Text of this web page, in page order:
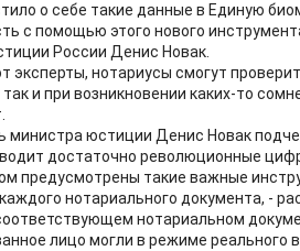
о себе такие данные в Единую
с помощью этого нового
России Денис Новак.
эксперты, нотариусы смогут
и при возникновении каких-то
министра юстиции Денис Новак
достаточно революционные
предусмотрены такие важные
нотариального документа, -
нотариальном
лицо могли в режиме реального